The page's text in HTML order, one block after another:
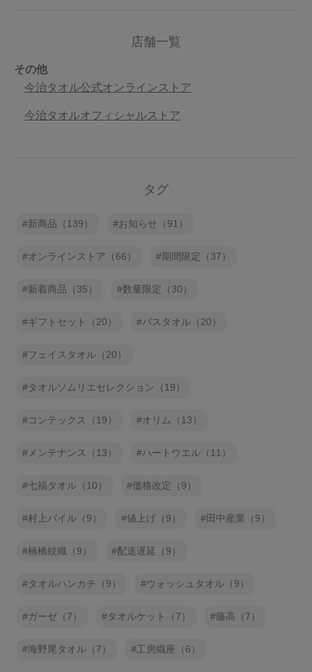
店舗一覧
その他
今治タオル公式オンラインストア
今治タオルオフィシャルストア
タグ
新商品（139） お知らせ（91）
オンラインストア（66） 期間限定（37）
新着商品（35） 数量限定（30）
ギフトセット（20） バスタオル（20）
フェイスタオル（20）
タオルソムリエセレクション（19）
コンテックス（19） オリム（13）
メンテナンス（13） ハートウエル（11）
七福タオル（10） 価格改定（9）
村上パイル（9） 値上げ（9） 田中産業（9）
楠橋紋織（9） 配送遅延（9）
タオルハンカチ（9） ウォッシュタオル（9）
ガーゼ（7） タオルケット（7） 藤高（7）
海野尾タオル（7） 工房織座（6）